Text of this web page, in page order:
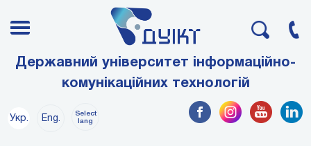
Державний університет інформаційно-
комунікаційних технологій
Укр. Eng.
Select
lang